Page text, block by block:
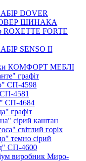
DOVER
ШИНАКА
ROXETTE FORTE
SENSO II
КОМФОРТ МЕБЛІ
графіт
СП-4598
4581
СП-4684
графіт
сірий каштан
світлий горіх
темно сірий
СП-4600
виробник Миро-